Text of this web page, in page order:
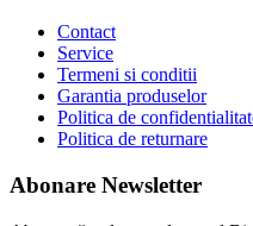
Contact
Service
Termeni si conditii
Garantia produselor
Politica de
Politica de returnare
Abonare Newsletter